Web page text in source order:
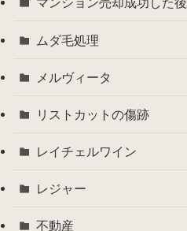
ムダ毛処理
メルヴィータ
リストカットの傷跡
レイチェルワイン
レジャー
不動産